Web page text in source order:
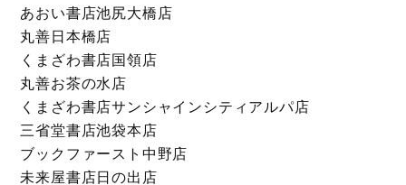
あおい書店池尻大橋店
丸善日本橋店
くまざわ書店国領店
丸善お茶の水店
くまざわ書店サンシャインシティアルパ店
三省堂書店池袋本店
ブックファースト中野店
未来屋書店日の出店